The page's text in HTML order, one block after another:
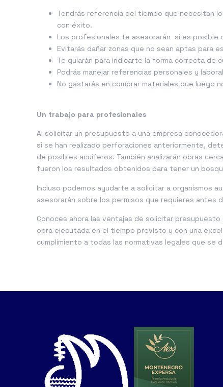
Tendrás referencia del tiempo que necesitan
con éxito.
Los profesionales te asesorarán si es posible
Evitarás dañar zonas que no sean aptas para
Te guiarán para indicarte la forma correcta de
Podrás manejar referencias personales y
No gastarás en comprar materiales que luego
Un trabajo para profesionales
Al solicitar un presupuesto a una empresa
si se han realizado perforaciones anteriormente,
de posibles acuíferos. También analizarán obras
fueron los resultados obtenidos para tener un
Incluso podemos ayudarte a solicitar a organismos
asesorarán sobre los permisos que requieres antes
Conoces ahora las ventajas de solicitar
obra ejecutada en el tiempo previsto y con una
cumplimiento a todas las normativas legales que se